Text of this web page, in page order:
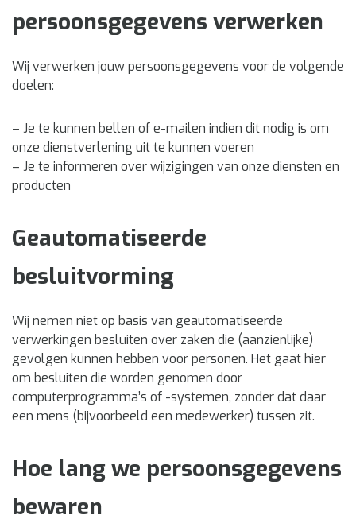
persoonsgegevens verwerken
Wij verwerken jouw persoonsgegevens voor de volgende
doelen:
– Je te kunnen bellen of e-mailen indien dit nodig is om
onze dienstverlening uit te kunnen voeren
– Je te informeren over wijzigingen van onze diensten en
producten
Geautomatiseerde
besluitvorming
Wij nemen niet op basis van geautomatiseerde
verwerkingen besluiten over zaken die (aanzienlijke)
gevolgen kunnen hebben voor personen. Het gaat hier
om besluiten die worden genomen door
computerprogramma’s of -systemen, zonder dat daar
een mens (bijvoorbeeld een medewerker) tussen zit.
Hoe lang we persoonsgegevens
bewaren